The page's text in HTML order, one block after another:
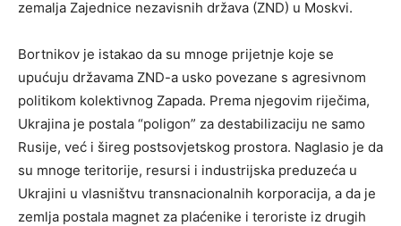
zemalja Zajednice nezavisnih država (ZND) u Moskvi.
Bortnikov je istakao da su mnoge prijetnje koje se
upućuju državama ZND-a usko povezane s agresivnom
politikom kolektivnog Zapada. Prema njegovim riječima,
Ukrajina je postala “poligon” za destabilizaciju ne samo
Rusije, već i šireg postsovjetskog prostora. Naglasio je da
su mnoge teritorije, resursi i industrijska preduzeća u
Ukrajini u vlasništvu transnacionalnih korporacija, a da je
zemlja postala magnet za plaćenike i teroriste iz drugih